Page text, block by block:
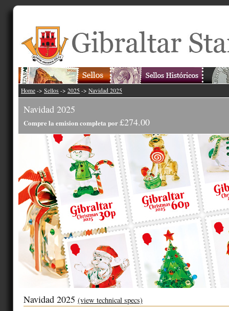
Home -> Sellos -> 2025 -> Navidad 2025
Navidad 2025
Compre la emision completa por£274.00
Navidad 2025 (view technical specs)